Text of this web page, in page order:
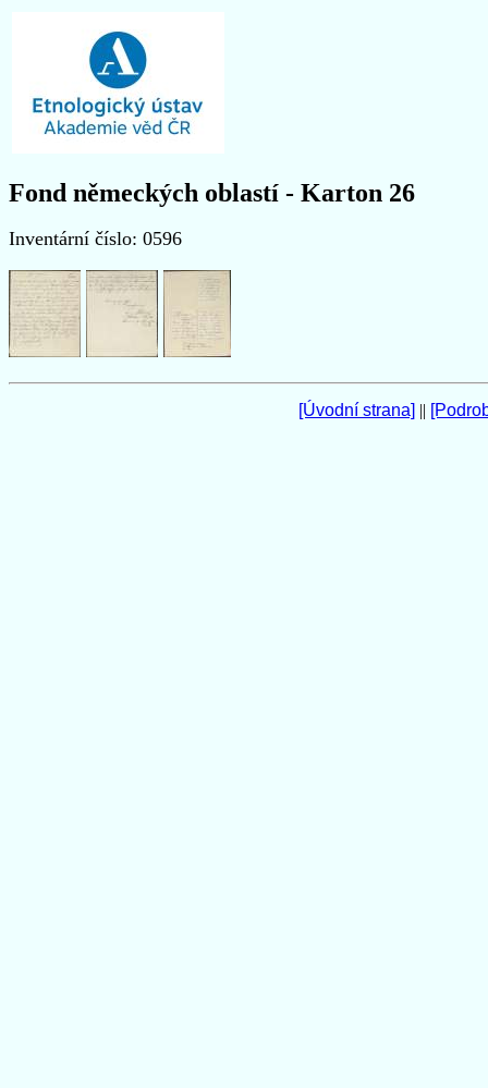
Fond německých oblastí - Karton 26
Inventární číslo: 0596
[Úvodní strana] ||